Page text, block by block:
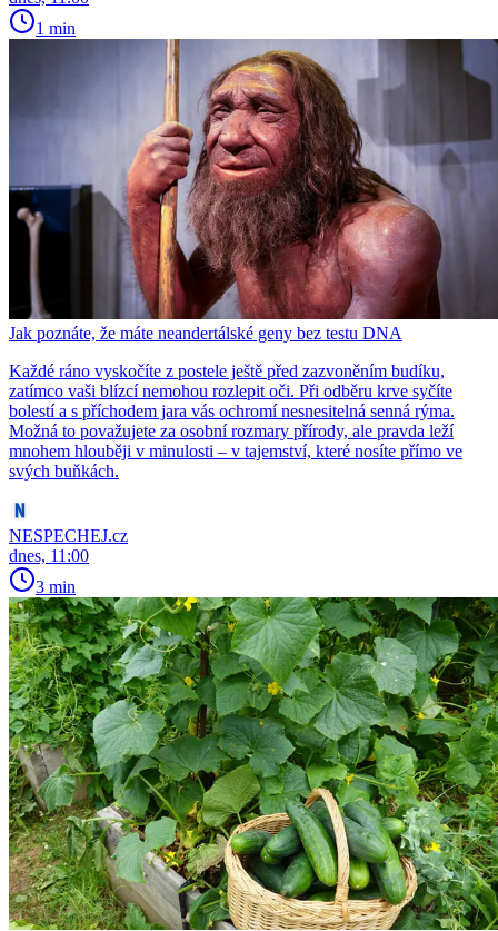
1 min
Jak poznáte, že máte neandertálské geny bez testu DNA
Každé ráno vyskočíte z postele ještě před zazvoněním budíku,
zatímco vaši blízcí nemohou rozlepit oči. Při odběru krve syčíte
bolestí a s příchodem jara vás ochromí nesnesitelná senná rýma.
Možná to považujete za osobní rozmary přírody, ale pravda leží
mnohem hlouběji v minulosti – v tajemství, které nosíte přímo ve
svých buňkách.
NESPECHEJ.cz
dnes, 11:00
3 min